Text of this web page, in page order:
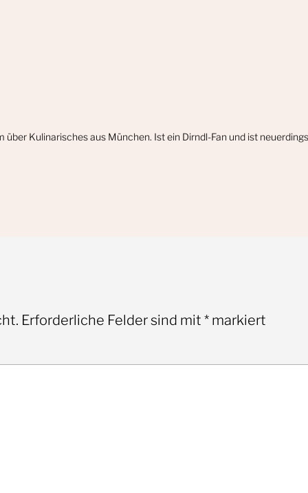
Kulinarisches aus München. Ist ein Dirndl-Fan und ist
Erforderliche Felder sind mit * markiert